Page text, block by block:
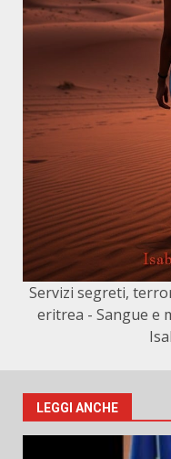
Servizi segreti,
eritrea - Sangue e
LEGGI ANCHE